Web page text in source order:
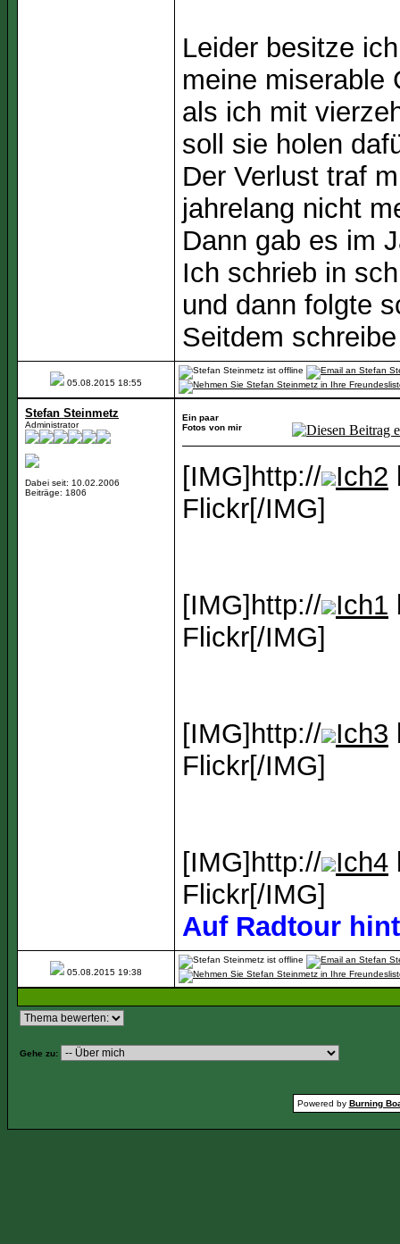
Leider besitze
meine miserable
als ich mit
soll sie holen
Der Verlust traf
jahrelang nicht
Dann gab es im
Ich schrieb in
und dann folgte
Seitdem
05.08.2015 18:55
Stefan Steinmetz
Administrator
Dabei seit: 10.02.2006
Beiträge: 1806
Ein paar
Fotos von mir
[IMG]http:// Ich2
Flickr[/IMG]
[IMG]http:// Ich1
Flickr[/IMG]
[IMG]http:// Ich3
Flickr[/IMG]
[IMG]http:// Ich4
Flickr[/IMG]
Auf Radtour
05.08.2015 19:38
Gehe zu:
Powered by Burning